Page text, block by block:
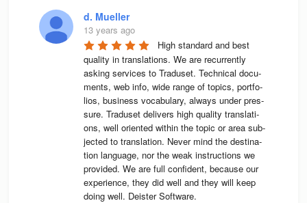
d. Mueller
13 years ago
High stan­dard and best
qua­lity in trans­la­ti­ons. We are recur­rently
asking ser­vices to Tra­du­set. Tech­ni­cal docu­
ments, web info, wide range of topics, port­fo­
lios, busi­ness voca­bu­lary, always under pres­
sure. Tra­du­set deli­vers high qua­lity trans­la­ti­
ons, well ori­en­ted wit­hin the topic or area sub­
jec­ted to trans­la­tion. Never mind the desti­na­
tion lan­guage, nor the weak instruc­tions we
pro­vi­ded. We are full con­fi­dent, because our
expe­ri­ence, they did well and they will keep
doing well. Deis­ter Software.